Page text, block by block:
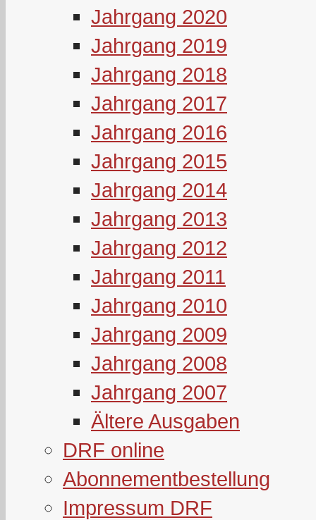
Jahrgang 2020
Jahrgang 2019
Jahrgang 2018
Jahrgang 2017
Jahrgang 2016
Jahrgang 2015
Jahrgang 2014
Jahrgang 2013
Jahrgang 2012
Jahrgang 2011
Jahrgang 2010
Jahrgang 2009
Jahrgang 2008
Jahrgang 2007
Ältere Ausgaben
DRF online
Abonnementbestellung
Impressum DRF